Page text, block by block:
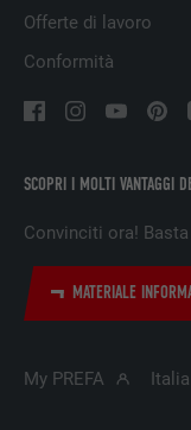
SCOPRI I MOLTI VANTAGGI
Convinciti ora!
MATERIALE
Offerte di lavoro
Conformità
My PREFA Italia
NOME
PROVIDER
DECORSO 29
SCOPO